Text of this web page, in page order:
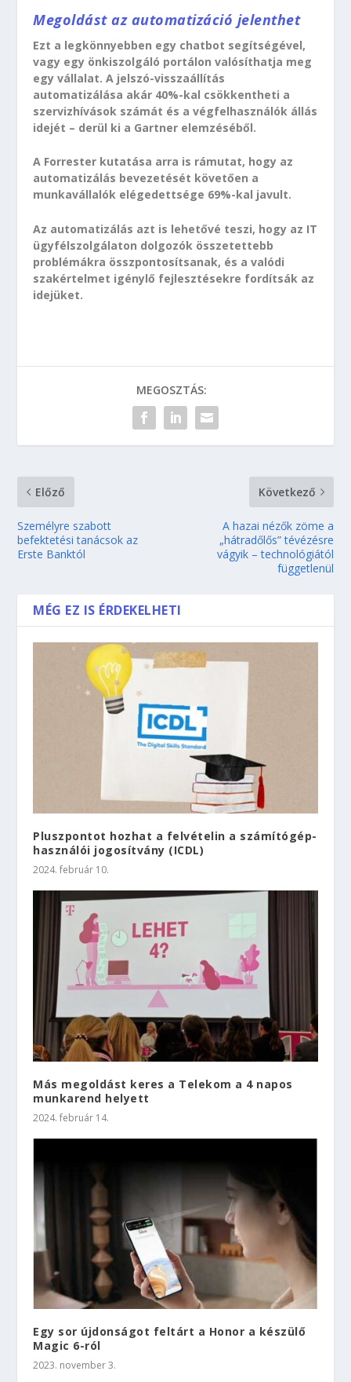
Megoldást az automatizáció jelenthet
Ezt a legkönnyebben egy chatbot segítségével,
vagy egy önkiszolgáló portálon valósíthatja meg
egy vállalat. A jelszó-visszaállítás
automatizálása akár 40%-kal csökkentheti a
szervizhívások számát és a végfelhasználók állás
idejét – derül ki a Gartner elemzéséből.
A Forrester kutatása arra is rámutat, hogy az
automatizálás bevezetését követően a
munkavállalók elégedettsége 69%-kal javult.
Az automatizálás azt is lehetővé teszi, hogy az IT
ügyfélszolgálaton dolgozók összetettebb
problémákra összpontosítsanak, és a valódi
szakértelmet igénylő fejlesztésekre fordítsák az
idejüket.
MEGOSZTÁS:
Előző
Személyre szabott
befektetési tanácsok az
Erste Banktól
Következő
A hazai nézők zöme a
„hátradőlős” tévézésre
vágyik – technológiától
függetlenül
MÉG EZ IS ÉRDEKELHETI
Pluszpontot hozhat a felvételin a számítógép-
használói jogosítvány (ICDL)
2024. február 10.
Más megoldást keres a Telekom a 4 napos
munkarend helyett
2024. február 14.
Egy sor újdonságot feltárt a Honor a készülő
Magic 6-ról
2023. november 3.